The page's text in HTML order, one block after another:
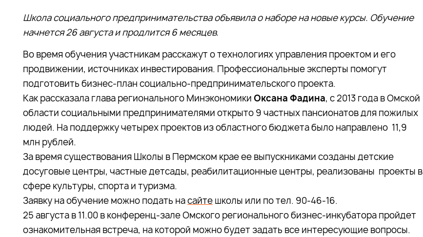
Школа социального предпринимательства объявила о наборе на новые курсы. Обучение
начнется 26 августа и продлится 6 месяцев.
Во время обучения участникам расскажут о технологиях управления проектом и его
продвижении, источниках инвестирования. Профессиональные эксперты помогут
подготовить бизнес-план социально-предпринимательского проекта.
Как рассказала глава регионального Минэкономики Оксана Фадина, с 2013 года в Омской
области социальными предпринимателями открыто 9 частных пансионатов для пожилых
людей. На поддержку четырех проектов из областного бюджета было направлено 11,9
млн рублей.
За время существования Школы в Пермском крае ее выпускниками созданы детские
досуговые центры, частные детсады, реабилитационные центры, реализованы проекты в
сфере культуры, спорта и туризма.
Заявку на обучение можно подать насайте школы или по тел. 90-46-16.
25 августа в 11.00 в конференц-зале Омского регионального бизнес-инкубатора пройдет
ознакомительная встреча, на которой можно будет задать все интересующие вопросы.